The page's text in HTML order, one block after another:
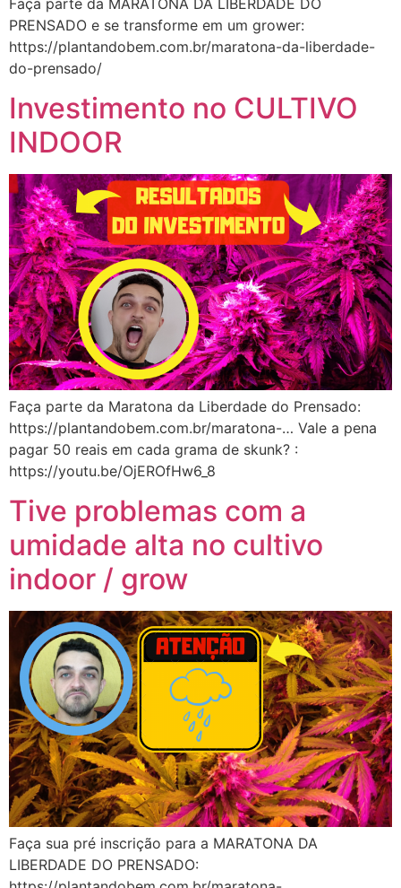
PRENSADO e se transforme em um grower:
https://plantandobem.com.br/maratona-da-liberdade-
do-prensado/
Investimento no CULTIVO
INDOOR
Faça parte da Maratona da Liberdade do Prensado:
https://plantandobem.com.br/maratona-… Vale a pena
pagar 50 reais em cada grama de skunk? :
https://youtu.be/OjEROfHw6_8
Tive problemas com a
umidade alta no cultivo
indoor / grow
Faça sua pré inscrição para a MARATONA DA
LIBERDADE DO PRENSADO: